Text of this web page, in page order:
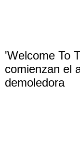
'Welcome To
comienzan el
demoledora